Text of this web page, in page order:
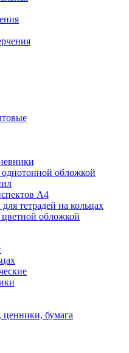
однотонной обложкой
А4
тетрадей на кольцах
цветной обложкой
ценники, бумага